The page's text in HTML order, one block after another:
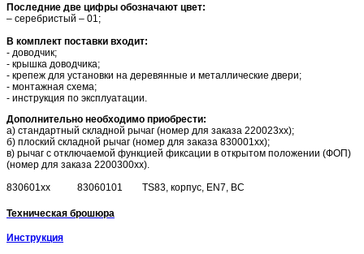
Последние две цифры обозначают цвет:
– серебристый – 01;
В комплект поставки входит:
- доводчик;
- крышка доводчика;
- крепеж для установки на деревянные и металлические двери;
- монтажная схема;
- инструкция по эксплуатации.
Дополнительно необходимо приобрести:
а) стандартный складной рычаг (номер для заказа 220023хх);
б) плоский складной рычаг (номер для заказа 830001хх);
в) рычаг с отключаемой функцией фиксации в открытом положении (ФОП)
(номер для заказа 2200300хх).
830601хх
83060101 TS83, корпус, EN7, BC
Техническая брошюра
Инструкция